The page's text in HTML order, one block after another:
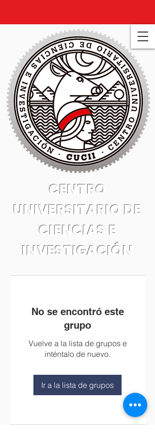
CENTRO
UNIVERSITARIO DE
CIENCIAS E
INVESTIGACIÓN
No se encontró este
grupo
Vuelve a la lista de grupos e
inténtalo de nuevo.
Ir a la lista de grupos